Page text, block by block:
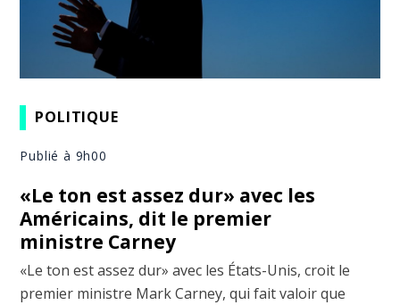
POLITIQUE
Publié à 9h00
«Le ton est assez dur» avec les
Américains, dit le premier
ministre Carney
«Le ton est assez dur» avec les États-Unis, croit le
premier ministre Mark Carney, qui fait valoir que